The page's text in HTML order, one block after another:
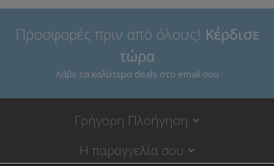
Προσφορές πριν από όλους! Κέρδισε
τώρα
Λάβε τα καλύτερα deals στο email σου
Γρήγορη Πλοήγηση
Η παραγγελία σου